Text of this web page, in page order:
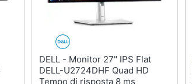
DELL - Monitor 27" IPS Flat
DELL-U2724DHF Quad HD
Tempo di risposta 8 ms